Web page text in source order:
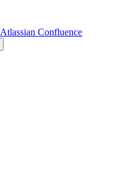
Atlassian Confluence